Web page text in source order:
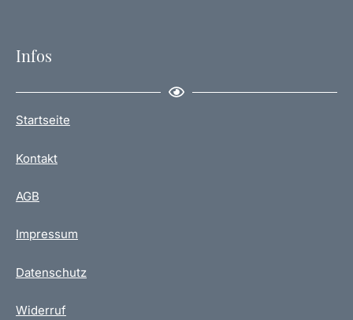
Infos
Startseite
Kontakt
AGB
Impressum
Datenschutz
Widerruf